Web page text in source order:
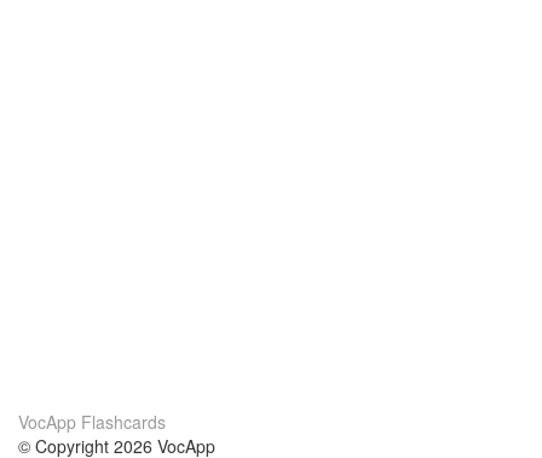
VocApp Flashcards
© Copyright 2026 VocApp